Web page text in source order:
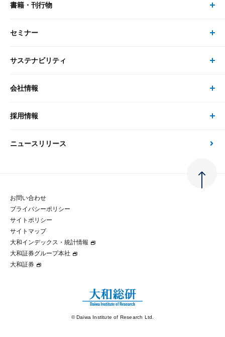
大和総研の強み
先端テクノロジーに基づく新たな価値の創出
最新のレポート・コラム
政策分析
金融経済教育等
コラム
大和インデックス・統計情報
研究員・コンサルタント トップ
研究員
書籍・刊行物
書籍・刊行物 トップ
書籍
セミナー
セミナー トップ
現在受付中のセミナー・イベント
サステナビリティ
サステナビリティの取り組み
次世代社会への貢献
マルチステークホルダー方針
パートナーシップ構築宣言
会社情報
会社情報 トップ
会社概要・役員一覧
大和総研の歩み
グループ会社
採用情報
採用情報 トップ
経験者採用
ニュースリリース
お問い合わせ
プライバシーポリシー
サイトポリシー
サイトマップ
大和インデックス・統計情報
大和証券グループ本社
大和証券
© Daiwa Institute of Research Ltd.